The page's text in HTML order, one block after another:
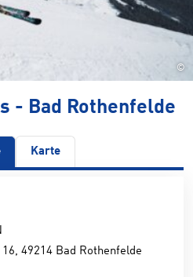
©
- Bad Rothenfelde
Karte
49214 Bad Rothenfelde